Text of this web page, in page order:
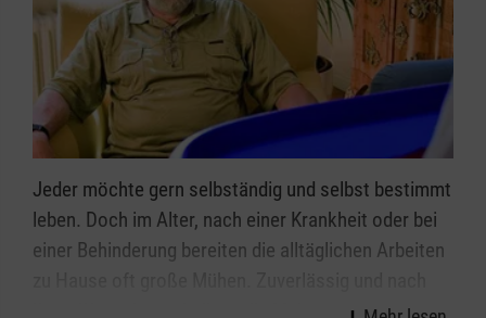
Jeder möchte gern selbständig und selbst bestimmt
leben. Doch im Alter, nach einer Krankheit oder bei
einer Behinderung bereiten die alltäglichen Arbeiten
Ihren Wünschen erledigen die Malteser für Sie alle